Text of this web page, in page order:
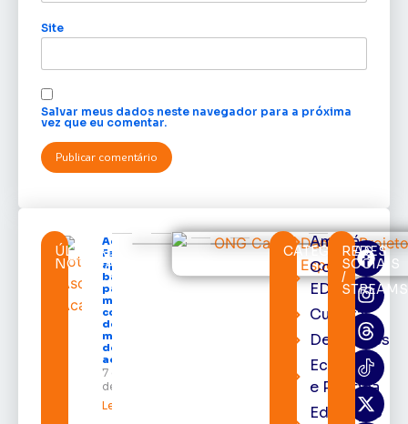
Site
Salvar meus dados neste navegador para a próxima
vez que eu comentar.
ÚLTIMAS
NOTÍCIAS
Acácio
Favacho
apresenta
balanço
parcial do
mandato
com mais
de R$ 668
milhões
destinados
ao Amapá
7 de agosto
de 2026
Leia mais »
CATEGORIAS
Amapá
Cortes
EDcast
Cultura
Destaques
Economia
e Política
Educação
REDES
SOCIAIS
/
STREAMS